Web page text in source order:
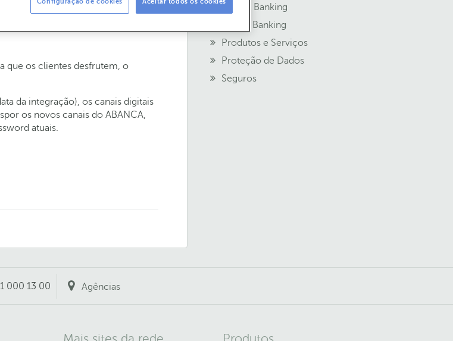
durante o processo
que os clientes desfrutem, o
da integração), os canais digitais
os novos canais do ABANCA,
atuais.
Mobile Banking
Online Banking
Produtos e Serviços
Proteção de Dados
Seguros
000 13 00 Agências